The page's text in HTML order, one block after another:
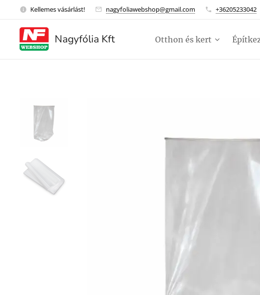
Kellemes vásárlást! nagyfoliawebshop@gmail.com +36205233042
Nagyfólia Kft Otthon és kert